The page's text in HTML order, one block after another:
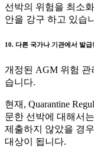
선박의 위험을 최소
안을 강구 하고 있습
10. 다른 국가나 기관에서 발
개정된 AGM 위험 관
습니다.
현재, Quarantine
문한 선박에 대해서
제출하지 않았을 경
대상이 됩니다.